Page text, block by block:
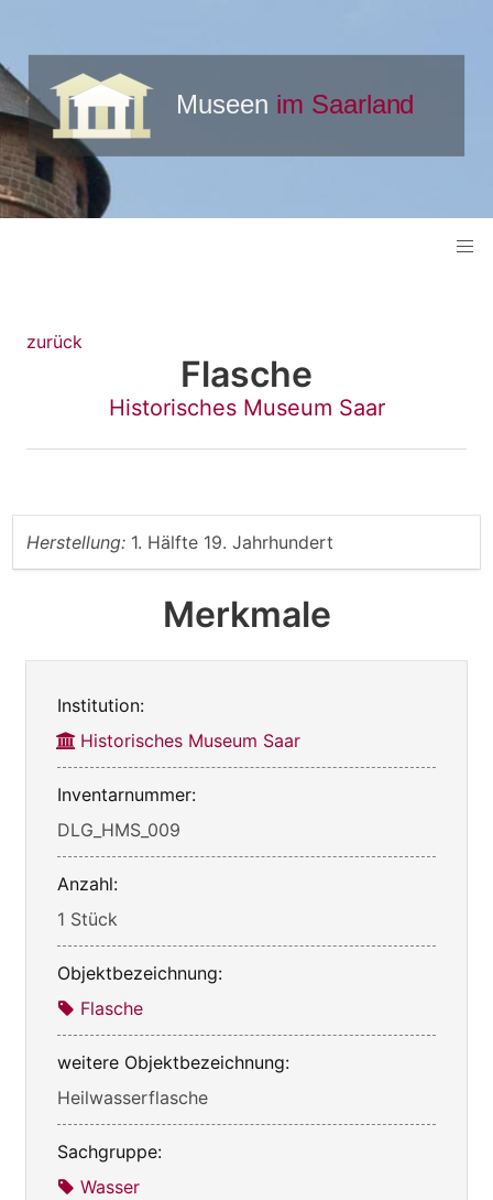
zurück
Flasche
Historisches Museum Saar
Herstellung: 1. Hälfte 19. Jahrhundert
Merkmale
Institution:
Historisches Museum Saar
Inventarnummer:
DLG_HMS_009
Anzahl:
1 Stück
Objektbezeichnung:
Flasche
weitere Objektbezeichnung:
Heilwasserflasche
Sachgruppe:
Wasser